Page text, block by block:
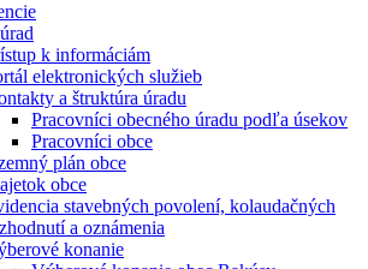
k informáciám
elektronických služieb
a štruktúra úradu
Pracovníci obecného úradu podľa úsekov
Pracovníci obce
plán obce
obce
stavebných povolení, kolaudačných
a oznámenia
konanie